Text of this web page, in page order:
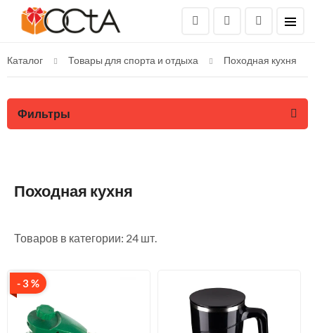
Каталог Товары для спорта и отдыха Походная кухня
Фильтры
Походная кухня
Товаров в категории: 24 шт.
- 3 %